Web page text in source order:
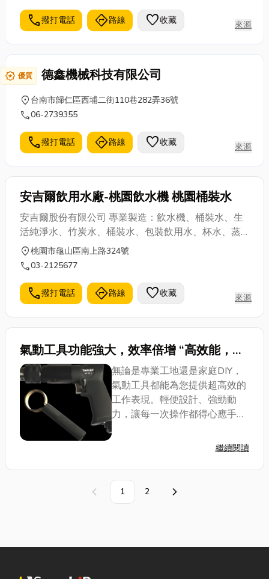
技(股)公司(環署檢字第035號)，檢測水質
符合飲用水標準值50項認可。 經濟部工
嚴正聲明★★★ 本公司為台灣 安吉爾股
份有限公司，所生產之桶裝水及飲水機與
中國大陸安吉爾飲水集團無任何關係，敬
請台灣消費者安心選購，特此聲明。 本公
司並投保國泰產物保險1000萬元整產品
責任險。 歡迎您來電 03-2125677 03-
0800-805-090
call撥打電話 directions路線 favorite收藏 來源
award_star 優質 德鑫機械科技有限公司
location_on 台南市歸仁區西埔二街110巷282弄36號
call06-2739355
call撥打電話 directions路線 favorite收藏 來源
安吉爾飲用水廠-桃園飲水機 桃園桶裝水
安吉爾股份有限公司 專業製造：飲水機、桶裝水、生
活純淨水、竹炭水、桶裝水、包裝飲用水、杯水、蒸
餾水、化學工業用水。 每兩個月由衛生署核可SGS台
灣檢驗科技(股)公司定期檢驗。 SGS台灣檢驗科技(股)
50項認可。 經濟部工廠登記證第99-686975-00號 生
活純淨水安全衛生讓您的生活安全無負擔 ★★★嚴正
聲明★★★ 本公司為台灣 安吉爾股份有限公司，所生
何關係，敬請台灣消費者安心選購，特此聲明。 本公
司並投保國泰產物保險1000萬元整產品責任險。
location_on桃園市龜山區南上路324號
call03-2125677
call撥打電話 directions路線 favorite收藏 來源
氣動工具功能強大，效率倍增 “高效能，無
懼挑戰！”
無論是專業工地還是家庭DIY，
氣動工具都能為您提供超高效的
工作表現。輕便設計、強勁動
力，讓每一次操作都得心應手，
從打磨、拋光、鑽孔到緊固，各
需求。為什麼選擇我們的氣動工
具？ * 高...
繼續閱讀
上一頁 1 2 下一頁